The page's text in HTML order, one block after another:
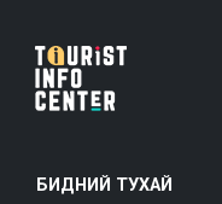
БИДНИЙ ТУХАЙ